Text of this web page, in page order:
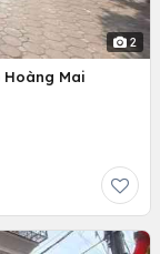
2
Hoàng Mai